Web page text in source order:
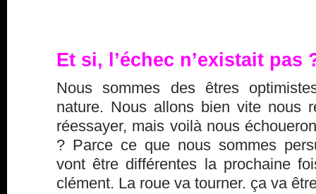
Et si, l’échec n’existait pas
Nous sommes des êtres
nature. Nous allons bien vite nous
réessayer, mais voilà nous
? Parce ce que nous sommes
vont être différentes la prochaine
clément. La roue va tourner. ça va